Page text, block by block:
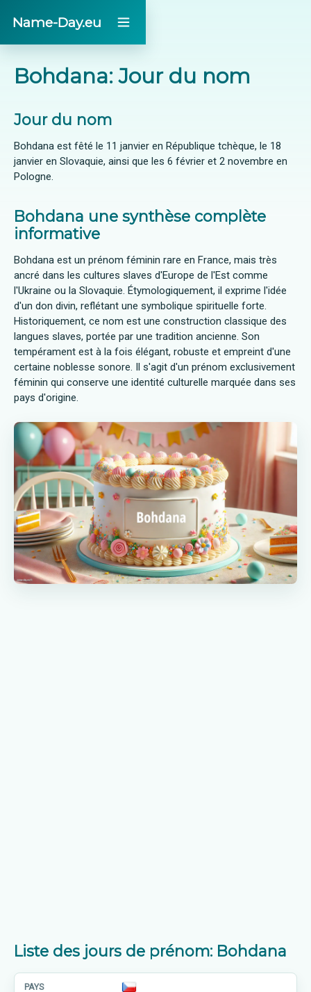
Name-Day.eu
Bohdana: Jour du nom
Jour du nom
Bohdana est fêté le 11 janvier en République tchèque, le 18
janvier en Slovaquie, ainsi que les 6 février et 2 novembre en
Pologne.
Bohdana une synthèse complète
informative
Bohdana est un prénom féminin rare en France, mais très
ancré dans les cultures slaves d'Europe de l'Est comme
l'Ukraine ou la Slovaquie. Étymologiquement, il exprime l'idée
d'un don divin, reflétant une symbolique spirituelle forte.
Historiquement, ce nom est une construction classique des
langues slaves, portée par une tradition ancienne. Son
tempérament est à la fois élégant, robuste et empreint d'une
certaine noblesse sonore. Il s'agit d'un prénom exclusivement
féminin qui conserve une identité culturelle marquée dans ses
pays d'origine.
Liste des jours de prénom: Bohdana